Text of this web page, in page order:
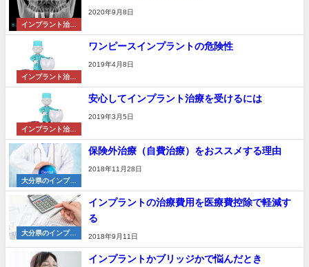
インプラント治療
法
2020年9月8日
インプラント治療
法
ワンピースインプラントの危険性
2019年4月8日
インプラント治療
法
安心してインプラント治療を受けるには
2019年3月5日
大分県のインプラ
ント基礎知識
保険外治療（自費治療）をおススメする理由
2018年11月28日
大分県のインプラ
インプラントの治療費用を医療費控除で軽減す
る
2018年9月11日
インプラントかブリッジかで悩んだとき